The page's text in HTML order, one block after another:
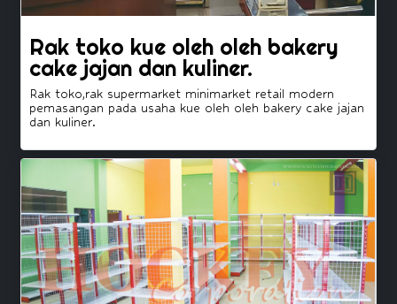
Rak toko kue oleh oleh bakery
cake jajan dan kuliner.
Rak toko,rak supermarket minimarket retail modern
pemasangan pada usaha kue oleh oleh bakery cake jajan
dan kuliner.